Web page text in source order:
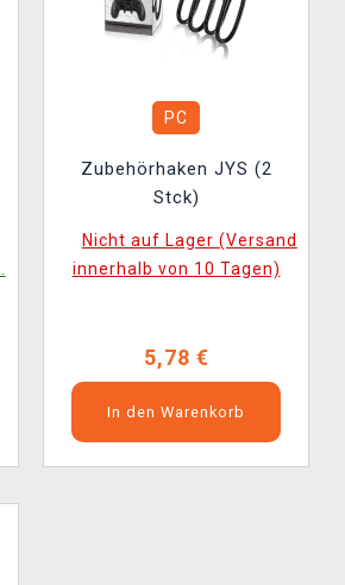
PC
Zubehörhaken JYS (2
Stck)
Nicht auf Lager (Versand
innerhalb von 10 Tagen)
5,78 €
In den Warenkorb